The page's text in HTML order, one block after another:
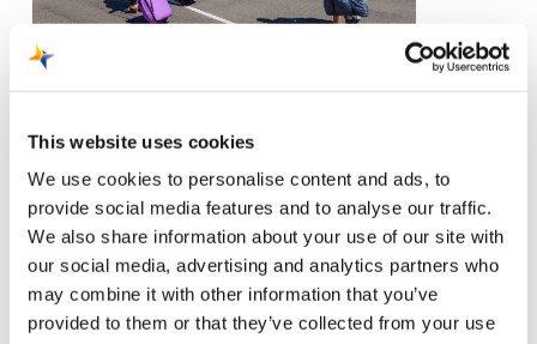
This website uses cookies
We use cookies to personalise content and ads, to
provide social media features and to analyse our traffic.
We also share information about your use of our site with
our social media, advertising and analytics partners who
may combine it with other information that you’ve
provided to them or that they’ve collected from your use
Help! Ik durf niet te
vliegen!
Herken jij dit? Daar sta je dan.
In de parkeergarage op het
vliegveld. Je pakt…